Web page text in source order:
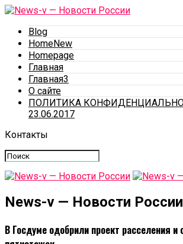
Blog
HomeNew
Homepage
Главная
Главная3
О сайте
ПОЛИТИКА
23.06.2017
Контакты
News-v — Новости России
В Госдуме одобрили проект расселения и